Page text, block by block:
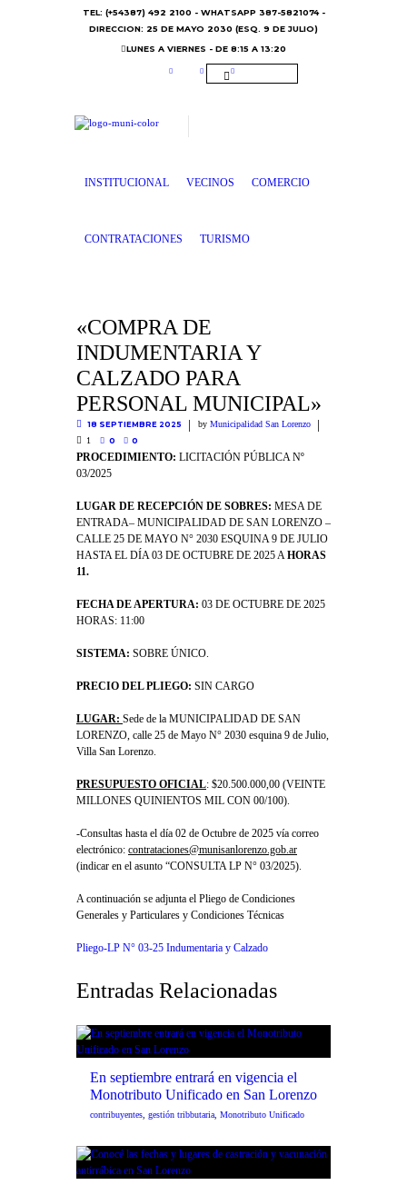
TEL: (+54387) 492 2100 - WHATSAPP 387-5821074 -
DIRECCION: 25 DE MAYO 2030 (ESQ. 9 DE JULIO)
LUNES A VIERNES - DE 8:15 A 13:20
INSTITUCIONAL VECINOS COMERCIO
CONTRATACIONES TURISMO
«COMPRA DE
INDUMENTARIA Y
CALZADO PARA
PERSONAL MUNICIPAL»
18 SEPTIEMBRE 2025 by Municipalidad San Lorenzo
1
0 0
PROCEDIMIENTO: LICITACIÓN PÚBLICA Nº
03/2025
LUGAR DE RECEPCIÓN DE SOBRES: MESA DE
ENTRADA– MUNICIPALIDAD DE SAN LORENZO –
CALLE 25 DE MAYO N° 2030 ESQUINA 9 DE JULIO
HASTA EL DÍA 03 DE OCTUBRE DE 2025 AHORAS
11.
FECHA DE APERTURA: 03 DE OCTUBRE DE 2025
HORAS: 11:00
SISTEMA: SOBRE ÚNICO.
PRECIO DEL PLIEGO: SIN CARGO
LUGAR: Sede de la MUNICIPALIDAD DE SAN
LORENZO, calle 25 de Mayo N° 2030 esquina 9 de Julio,
Villa San Lorenzo.
PRESUPUESTO OFICIAL: $20.500.000,00 (VEINTE
MILLONES QUINIENTOS MIL CON 00/100).
-Consultas hasta el día 02 de Octubre de 2025 vía correo
electrónico: contrataciones@munisanlorenzo.gob.ar
(indicar en el asunto “CONSULTA LP N° 03/2025).
A continuación se adjunta el Pliego de Condiciones
Generales y Particulares y Condiciones Técnicas
Pliego-LP N° 03-25 Indumentaria y Calzado
Entradas Relacionadas
En septiembre entrará en vigencia el
Monotributo Unificado en San Lorenzo
contribuyentes, gestión tribbutaria, Monotributo Unificado